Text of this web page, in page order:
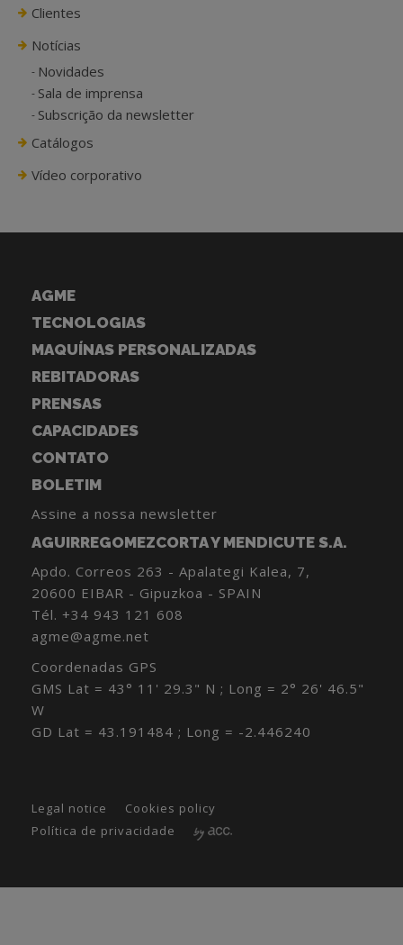
Clientes
Notícias
Novidades
Sala de imprensa
Subscrição da newsletter
Catálogos
Vídeo corporativo
AGME
TECNOLOGIAS
MAQUÍNAS PERSONALIZADAS
REBITADORAS
PRENSAS
CAPACIDADES
CONTATO
BOLETIM
Assine a nossa newsletter
AGUIRREGOMEZCORTA Y MENDICUTE S.A.
Apdo. Correos 263 - Apalategi Kalea, 7,
20600 EIBAR - Gipuzkoa - SPAIN
Tél. +34 943 121 608
agme@agme.net
Coordenadas GPS
GMS Lat = 43° 11' 29.3" N ; Long = 2° 26' 46.5"
W
GD Lat = 43.191484 ; Long = -2.446240
Legal notice
Cookies policy
Política de privacidade